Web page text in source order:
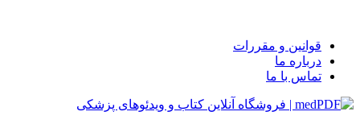
قوانین و مقررات
درباره ما
تماس با ما